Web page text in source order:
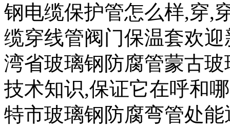
钢电缆保护管怎么样,穿,
缆穿线管阀门保温套欢
湾省玻璃钢防腐管蒙古
技术知识,保证它在呼和
特市玻璃钢防腐弯管处